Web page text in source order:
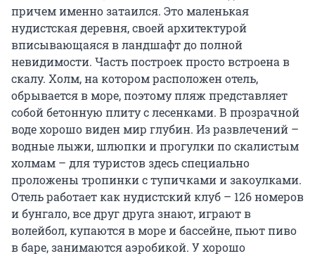
причем именно затаился. Это маленькая
нудистская деревня, своей архитектурой
вписывающаяся в ландшафт до полной
невидимости. Часть построек просто встроена в
скалу. Холм, на котором расположен отель,
обрывается в море, поэтому пляж представляет
собой бетонную плиту с лесенками. В прозрачной
воде хорошо виден мир глубин. Из развлечений –
водные лыжи, шлюпки и прогулки по скалистым
холмам – для туристов здесь специально
проложены тропинки с тупичками и закоулками.
Отель работает как нудистский клуб – 126 номеров
и бунгало, все друг друга знают, играют в
волейбол, купаются в море и бассейне, пьют пиво
в баре, занимаются аэробикой. У хорошо